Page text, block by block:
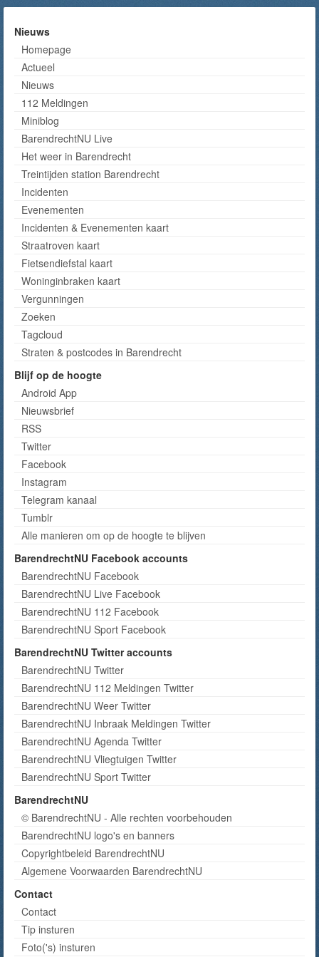
Nieuws
Homepage
Actueel
Nieuws
112 Meldingen
Miniblog
BarendrechtNU Live
Het weer in Barendrecht
Treintijden station Barendrecht
Incidenten
Evenementen
Incidenten & Evenementen kaart
Straatroven kaart
Fietsendiefstal kaart
Woninginbraken kaart
Vergunningen
Zoeken
Tagcloud
Straten & postcodes in Barendrecht
Blijf op de hoogte
Android App
Nieuwsbrief
RSS
Twitter
Facebook
Instagram
Telegram kanaal
Tumblr
Alle manieren om op de hoogte te blijven
BarendrechtNU Facebook accounts
BarendrechtNU Facebook
BarendrechtNU Live Facebook
BarendrechtNU 112 Facebook
BarendrechtNU Sport Facebook
BarendrechtNU Twitter accounts
BarendrechtNU Twitter
BarendrechtNU 112 Meldingen Twitter
BarendrechtNU Weer Twitter
BarendrechtNU Inbraak Meldingen Twitter
BarendrechtNU Agenda Twitter
BarendrechtNU Vliegtuigen Twitter
BarendrechtNU Sport Twitter
BarendrechtNU
© BarendrechtNU - Alle rechten voorbehouden
BarendrechtNU logo's en banners
Copyrightbeleid BarendrechtNU
Algemene Voorwaarden BarendrechtNU
Contact
Contact
Tip insturen
Foto('s) insturen